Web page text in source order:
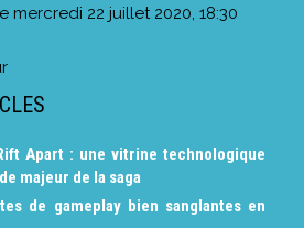
mercredi 22 juillet 2020, 18:30
Apart : une vitrine technologique
majeur de la saga
de gameplay bien sanglantes en